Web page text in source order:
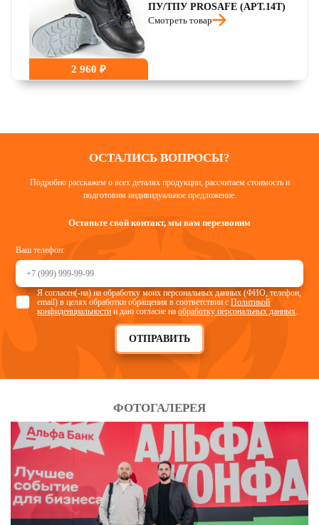
2 960 ₽
ПУ/ТПУ PROSAFE (АРТ.14Т)
Смотреть товар
ОСТАЛИСЬ ВОПРОСЫ?
Подробно расскажем о всех деталях продукции, рассчитаем стоимость и
подготовим индивидуальное предложение.
Оставьте свой контакт, мы вам перезвоним
Ваш телефон:
ОТПРАВИТЬ
Я согласен(-на) на обработку моих персональных данных (ФИО, телефон,
email) в целях обработки обращения в соответствии сПолитикой
конфиденциальности и даю согласие наобработку персональных данных
ФОТОГАЛЕРЕЯ